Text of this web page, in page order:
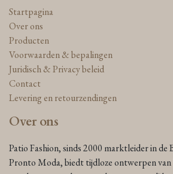
Startpagina
Over ons
Producten
Voorwaarden & bepalingen
Juridisch & Privacy beleid
Contact
Levering en retourzendingen
Over ons
Patio Fashion, sinds 2000 marktleider in de
Pronto Moda, biedt tijdloze ontwerpen